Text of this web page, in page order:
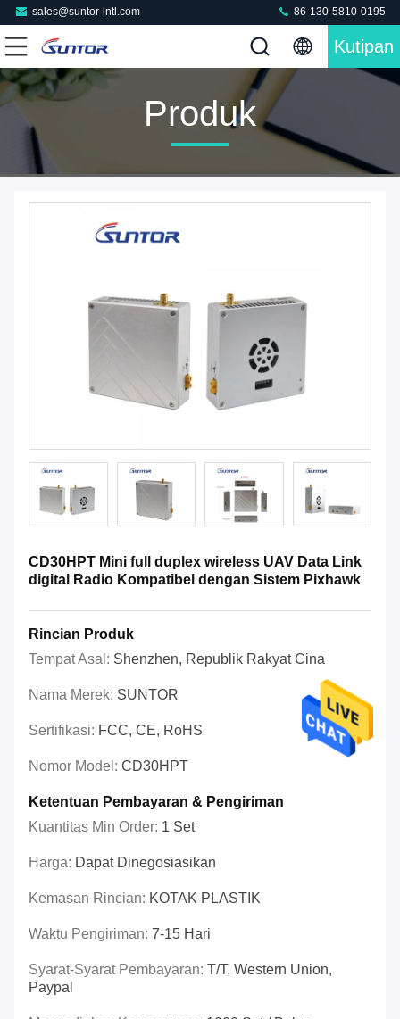
sales@suntor-intl.com 86-130-5810-0195
Kutipan
Produk
CD30HPT Mini full duplex wireless UAV Data Link
digital Radio Kompatibel dengan Sistem Pixhawk
Rincian Produk
Tempat Asal: Shenzhen, Republik Rakyat Cina
Nama Merek: SUNTOR
Sertifikasi: FCC, CE, RoHS
Nomor Model: CD30HPT
Ketentuan Pembayaran & Pengiriman
Kuantitas Min Order: 1 Set
Harga: Dapat Dinegosiasikan
Kemasan Rincian: KOTAK PLASTIK
Waktu Pengiriman: 7-15 Hari
Syarat-Syarat Pembayaran: T/T, Western Union,
Paypal